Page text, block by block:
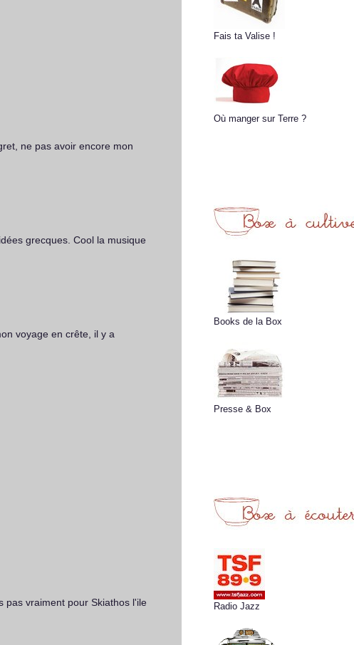
ne pas avoir encore mon
grecques. Cool la musique
voyage en crête, il y a
pas vraiment pour Skiathos l'ile
Fais ta Valise !
Où manger sur Terre ?
Books de la Box
Presse & Box
Radio Jazz